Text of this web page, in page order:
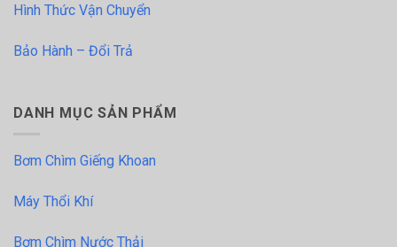
Hình Thức Vận Chuyển
Bảo Hành – Đổi Trả
DANH MỤC SẢN PHẨM
Bơm Chìm Giếng Khoan
Máy Thổi Khí
Bơm Chìm Nước Thải